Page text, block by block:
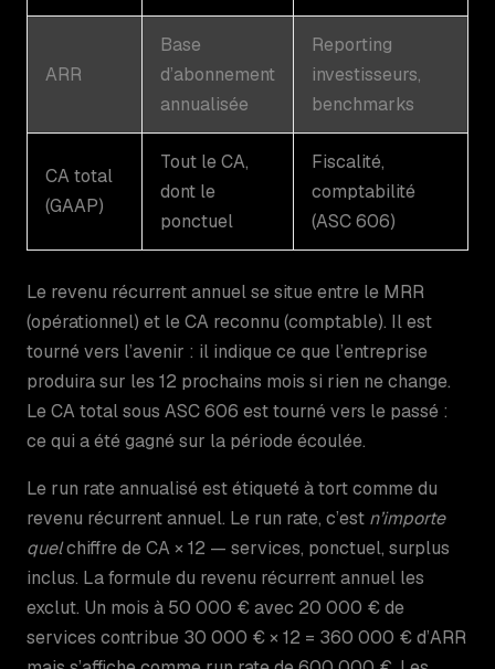
ARR
Base
d’abonnement
annualisée
Reporting
investisseurs,
benchmarks
CA total
(GAAP)
Tout le CA,
dont le
ponctuel
Fiscalité,
comptabilité
(ASC 606)
Le revenu récurrent annuel se situe entre le MRR
(opérationnel) et le CA reconnu (comptable). Il est
tourné vers l’avenir : il indique ce que l’entreprise
produira sur les 12 prochains mois si rien ne change.
Le CA total sous ASC 606 est tourné vers le passé :
ce qui a été gagné sur la période écoulée.
Le run rate annualisé est étiqueté à tort comme du
revenu récurrent annuel. Le run rate, c’est n’importe
quelchiffre de CA × 12 — services, ponctuel, surplus
inclus. La formule du revenu récurrent annuel les
exclut. Un mois à 50 000 € avec 20 000 € de
services contribue 30 000 € × 12 = 360 000 € d’ARR